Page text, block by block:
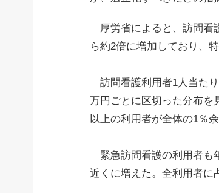
厚労省によると、訪問看
ら約2倍に増加しており、
訪問看護利用者1人当た
万円ごとに区切った分布を
以上の利用者が全体の1％
緊急訪問看護の利用者も
近くに増えた。全利用者に